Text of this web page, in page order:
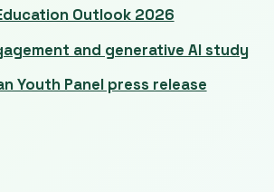
Outlook 2026
and generative AI study
Youth Panel press release